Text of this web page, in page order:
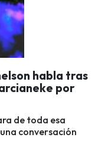
habla tras
por
de toda esa
conversación